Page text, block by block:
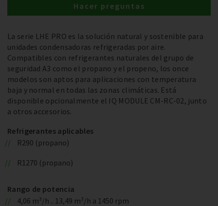
La serie LHE PRO es la solución natural y sostenible para
unidades condensadoras refrigeradas por aire.
Compatibles con refrigerantes naturales del grupo de
seguridad A3 como el propano y el propeno, los once
modelos son aptos para aplicaciones con temperatura
baja y normal en todas las zonas climáticas. Está
disponible opcionalmente el IQ MODULE CM-RC-02, junto
a otros accesorios.
Refrigerantes aplicables
R290 (propano)
R1270 (propano)
Rango de potencia
4,06 m³/h .. 13,49 m³/h a 1450 rpm
Hacer preguntas